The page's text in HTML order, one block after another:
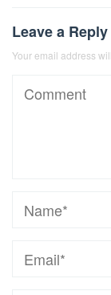
Leave a Reply
Your email address